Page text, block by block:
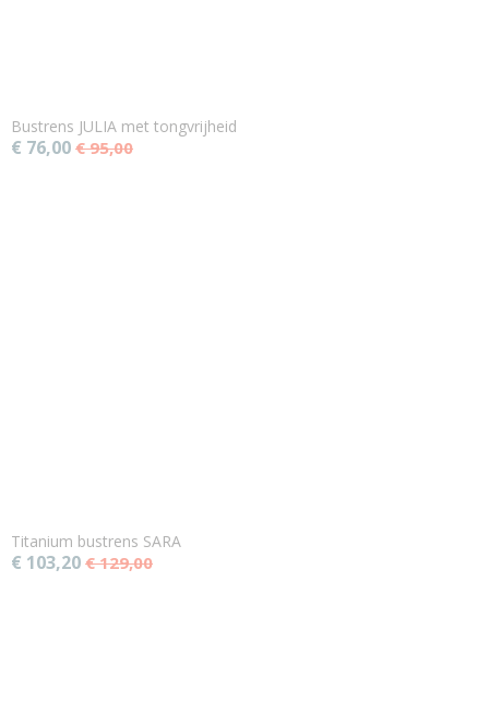
Bustrens JULIA met tongvrijheid
€ 76,00 € 95,00
Titanium bustrens SARA
€ 103,20 € 129,00